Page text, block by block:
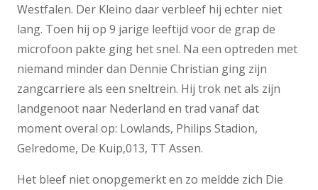
Westfalen. Der Kleino daar verbleef hij echter niet
lang. Toen hij op 9 jarige leeftijd voor de grap de
microfoon pakte ging het snel. Na een optreden met
niemand minder dan Dennie Christian ging zijn
zangcarriere als een sneltrein. Hij trok net als zijn
landgenoot naar Nederland en trad vanaf dat
moment overal op: Lowlands, Philips Stadion,
Gelredome, De Kuip,013, TT Assen.
Het bleef niet onopgemerkt en zo meldde zich Die